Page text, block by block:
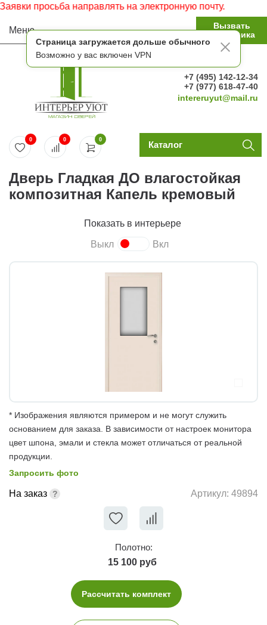
Страница загружается дольше обычного
Возможно у вас включен VPN
просьба направлять на электронную почту.
Меню
Вызвать
замерщика
+7 (495) 142-12-34
+7 (977) 618-47-40
intereruyut@mail.ru
0
0 0 Каталог
Дверь Гладкая ДО влагостойкая
композитная Капель кремовый
Показать в интерьере
Выкл Вкл
* Изображения являются примером и не могут служить
основанием для заказа. В зависимости от настроек монитора
цвет шпона, эмали и стекла может отличаться от реальной
продукции.
Запросить фото
На заказ Артикул: 49894
Полотно:
15 100 руб
Рассчитать комплект